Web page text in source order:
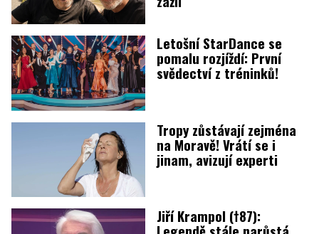
Letošní StarDance se
pomalu rozjíždí: První
svědectví z tréninků!
Tropy zůstávají zejména
na Moravě! Vrátí se i
jinam, avizují experti
Jiří Krampol (†87):